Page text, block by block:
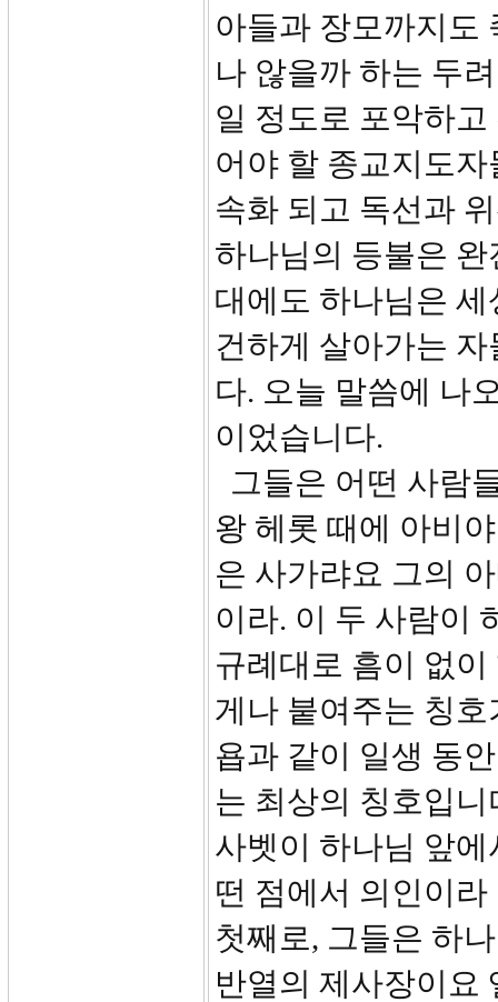
아들과 장모까지도
나 않을까 하는 두
일 정도로 포악하
어야 할 종교지도
속화 되고 독선과
하나님의 등불은
대에도 하나님은
건하게 살아가는
다. 오늘 말씀에 나
이었습니다.
그들은 어떤 사람
왕 헤롯 때에 아비
은 사가랴요 그의
이라. 이 두 사람이
규례대로 흠이 없
게나 붙여주는 칭
욥과 같이 일생 동
는 최상의 칭호입
사벳이 하나님 앞
떤 점에서 의인이
첫째로, 그들은 하
반열의 제사장이요